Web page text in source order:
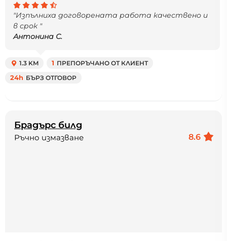
"Изпълниха договорената работа качествено и
в срок "
Антонина С.
1.3 KM 1 ПРЕПОРЪЧАНО ОТ КЛИЕНТ
24h БЪРЗ ОТГОВОР
Брадърс билд
8.6
Ръчно измазване